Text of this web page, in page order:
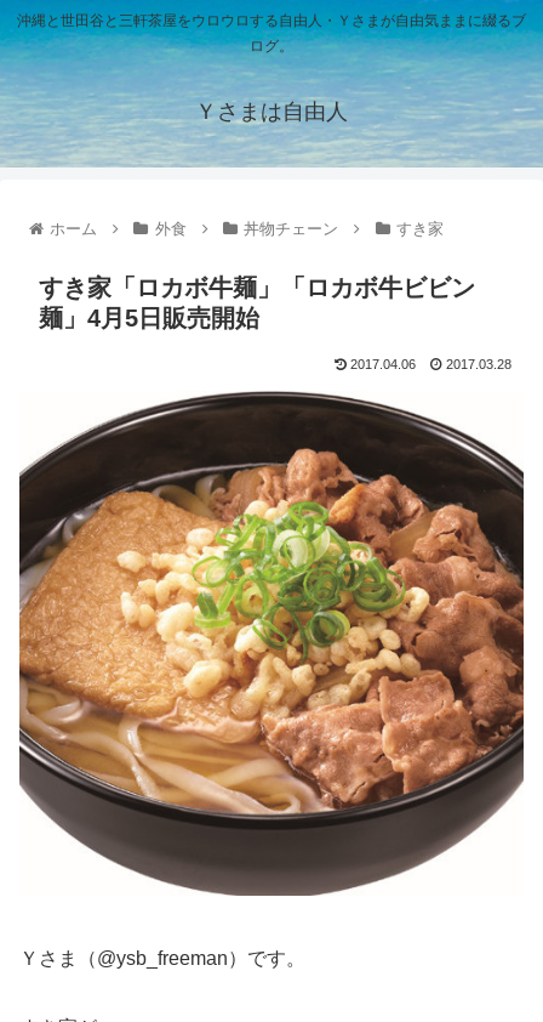
沖縄と世田谷と三軒茶屋をウロウロする自由人・Ｙさまが自由気ままに綴るブ
ログ。
Ｙさまは自由人
ホーム 外食 丼物チェーン すき家
すき家「ロカボ牛麺」「ロカボ牛ビビン
麺」4月5日販売開始
2017.04.06 2017.03.28
Ｙさま（@ysb_freeman）です。